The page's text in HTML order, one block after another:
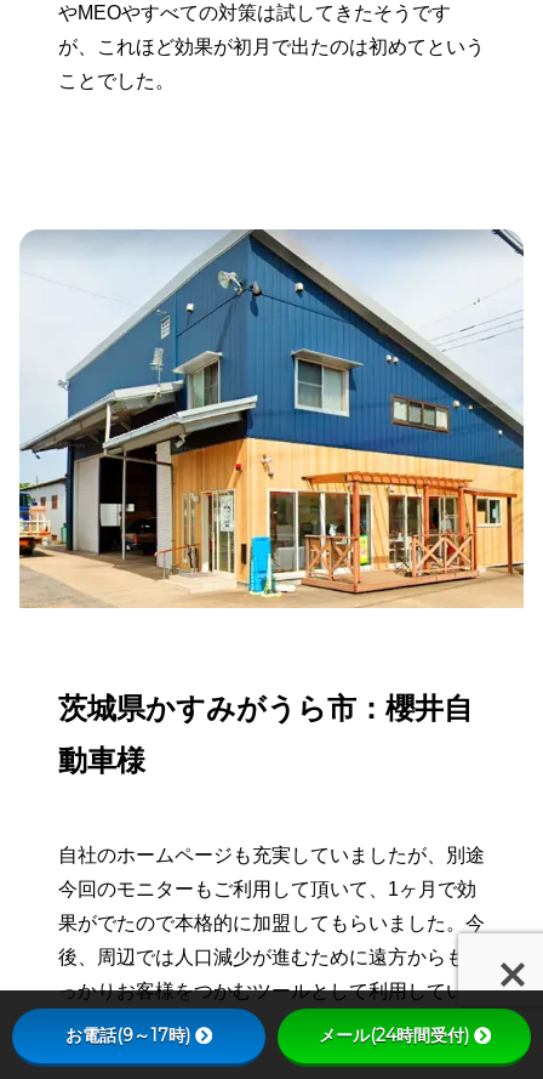
やMEOやすべての対策は試してきたそうです
が、これほど効果が初月で出たのは初めてという
ことでした。
茨城県かすみがうら市：櫻井自
動車様
自社のホームページも充実していましたが、別途
今回のモニターもご利用して頂いて、1ヶ月で効
果がでたので本格的に加盟してもらいました。今
後、周辺では人口減少が進むために遠方からもし
っかりお客様をつかむツールとして利用していた
だきます。
お電話(9～17時) メール(24時間受付)